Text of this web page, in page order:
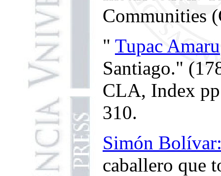
Communities
" Tupac Amaru
Santiago."
CLA, Index
310.
Simón
caballero que